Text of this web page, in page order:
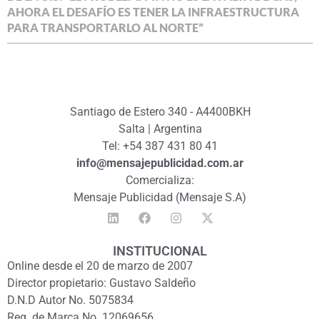
AHORA EL DESAFÍO ES TENER LA INFRAESTRUCTURA
PARA TRANSPORTARLO AL NORTE”
Santiago de Estero 340 - A4400BKH
Salta | Argentina
Tel: +54 387 431 80 41
info@mensajepublicidad.com.ar
Comercializa:
Mensaje Publicidad (Mensaje S.A)
INSTITUCIONAL
Online desde el 20 de marzo de 2007
Director propietario: Gustavo Saldeño
D.N.D Autor No. 5075834